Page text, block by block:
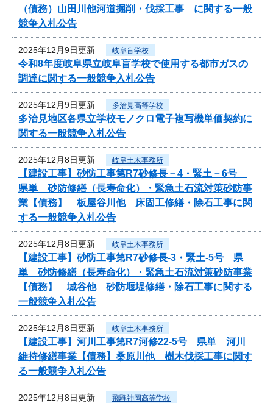
（債務）山田川他河道掘削・伐採工事 に関する一般
競争入札公告
2025年12月9日更新 岐阜盲学校
令和8年度岐阜県立岐阜盲学校で使用する都市ガスの
調達に関する一般競争入札公告
2025年12月9日更新 多治見高等学校
多治見地区各県立学校モノクロ電子複写機単価契約に
関する一般競争入札公告
2025年12月8日更新 岐阜土木事務所
【建設工事】砂防工事第R7砂修長－4・緊土－6号
県単 砂防修繕（長寿命化）・緊急土石流対策砂防事
業【債務】 板屋谷川他 床固工修繕・除石工事に関
する一般競争入札公告
2025年12月8日更新 岐阜土木事務所
【建設工事】砂防工事第R7砂修長-3・緊土-5号 県
単 砂防修繕（長寿命化）・緊急土石流対策砂防事業
【債務】 城谷他 砂防堰堤修繕・除石工事に関する
一般競争入札公告
2025年12月8日更新 岐阜土木事務所
【建設工事】河川工事第R7河修22-5号 県単 河川
維持修繕事業【債務】桑原川他 樹木伐採工事に関す
る一般競争入札公告
2025年12月8日更新 飛騨神岡高等学校